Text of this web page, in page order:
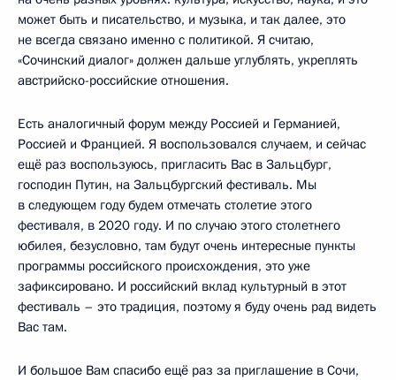
может быть и писательство, и музыка, и так далее, это
не всегда связано именно с политикой. Я считаю,
«Сочинский диалог» должен дальше углублять, укреплять
австрийско-российские отношения.
Есть аналогичный форум между Россией и Германией,
Россией и Францией. Я воспользовался случаем, и сейчас
ещё раз воспользуюсь, пригласить Вас в Зальцбург,
господин Путин, на Зальцбургский фестиваль. Мы
в следующем году будем отмечать столетие этого
фестиваля, в 2020 году. И по случаю этого столетнего
юбилея, безусловно, там будут очень интересные пункты
программы российского происхождения, это уже
зафиксировано. И российский вклад культурный в этот
фестиваль – это традиция, поэтому я буду очень рад видеть
Вас там.
И большое Вам спасибо ещё раз за приглашение в Сочи,